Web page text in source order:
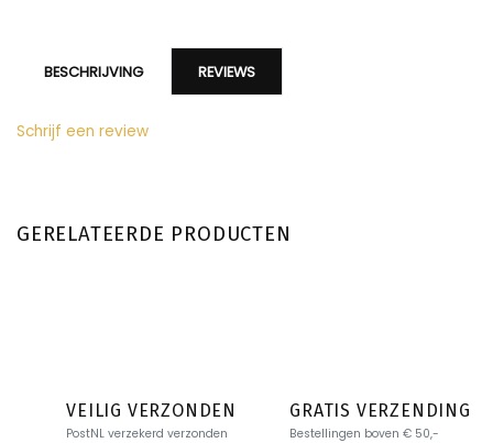
BESCHRIJVING REVIEWS
Schrijf een review
GERELATEERDE PRODUCTEN
VEILIG VERZONDEN
PostNL verzekerd verzonden
GRATIS VERZENDING
Bestellingen boven € 50,-